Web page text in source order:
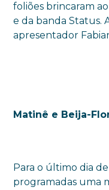
foliões brincaram
e da banda Status.
apresentador
Matinê e Beija-
Para o último dia
programadas uma